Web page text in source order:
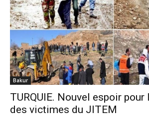
Bakur
TURQUIE. Nouvel espoir
des victimes du JITEM